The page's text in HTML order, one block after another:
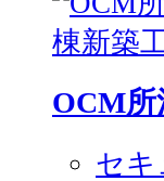
OCM所
セキ